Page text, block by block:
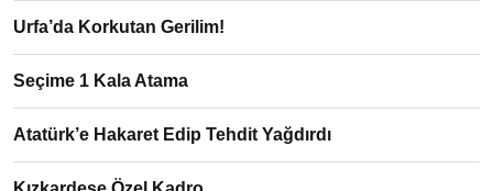
Urfa’da Korkutan Gerilim!
Seçime 1 Kala Atama
Atatürk’e Hakaret Edip Tehdit Yağdırdı